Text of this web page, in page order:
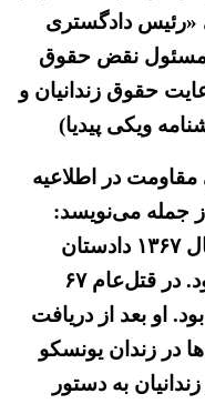
«رئیس دادگستری
مسئول نقض حقوق
حقوق زندانیان و
ویکی پیدیا)
در اطلاعیه
ای (۱۷ مرداد ۱۳۹۶) از جمله می‌نویسد:
«علیرضا آوایی از سال ۱۳۵۸ تا سال ۱۳۶۷ دادستان
عمومی و انقلاب دزفول و اهواز بود. در قتل‌عام ۶۷
بود. او بعد از دریافت
در زندان یونسکو
به دستور